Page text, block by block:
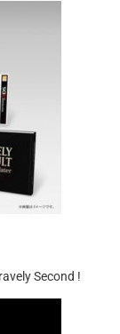
Second !